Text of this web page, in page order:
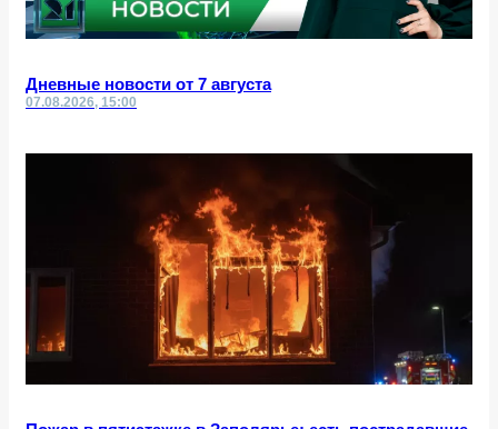
Дневные новости от 7 августа
07.08.2026, 15:00